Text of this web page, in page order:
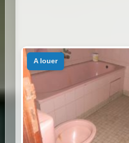
a louer